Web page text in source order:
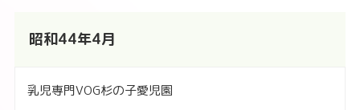
昭和44年4月
乳児専門VOG杉の子愛児園